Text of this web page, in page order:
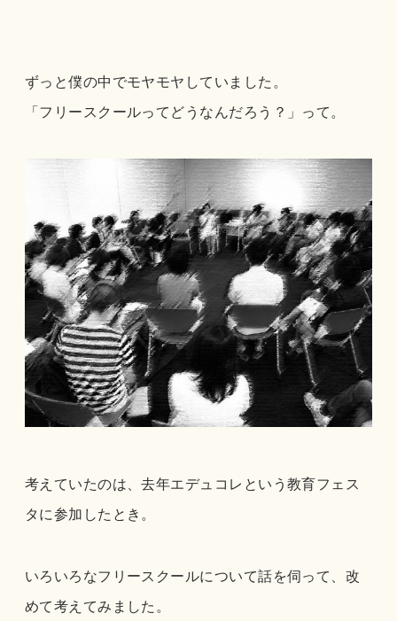
ずっと僕の中でモヤモヤしていました。
「フリースクールってどうなんだろう？」って。
考えていたのは、去年エデュコレという教育フェス
タに参加したとき。
いろいろなフリースクールについて話を伺って、改
めて考えてみました。